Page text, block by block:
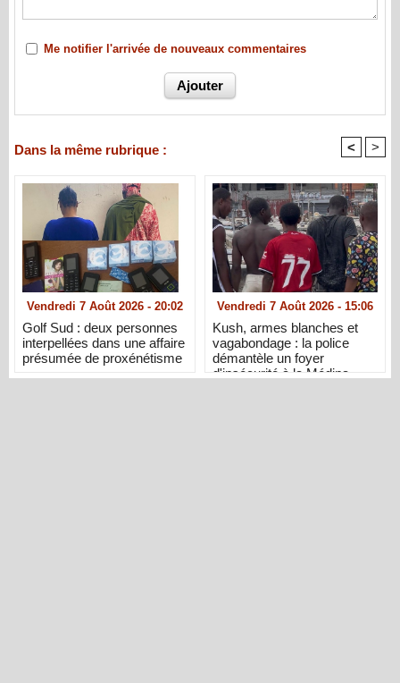
Me notifier l'arrivée de nouveaux commentaires
Dans la même rubrique : < >
Vendredi 7 Août 2026 - 20:02
Golf Sud : deux personnes
interpellées dans une affaire
présumée de proxénétisme
Vendredi 7 Août 2026 - 15:06
Kush, armes blanches et
vagabondage : la police
démantèle un foyer
d'insécurité à la Médina